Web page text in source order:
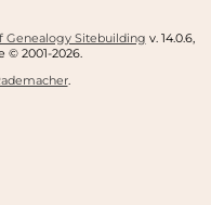
Genealogy Sitebuilding v. 14.0.6,
2001-2026.
.